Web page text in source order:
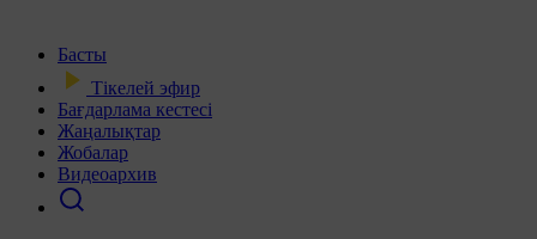
Басты
Тікелей эфир
Бағдарлама кестесі
Жаңалықтар
Жобалар
Видеоархив